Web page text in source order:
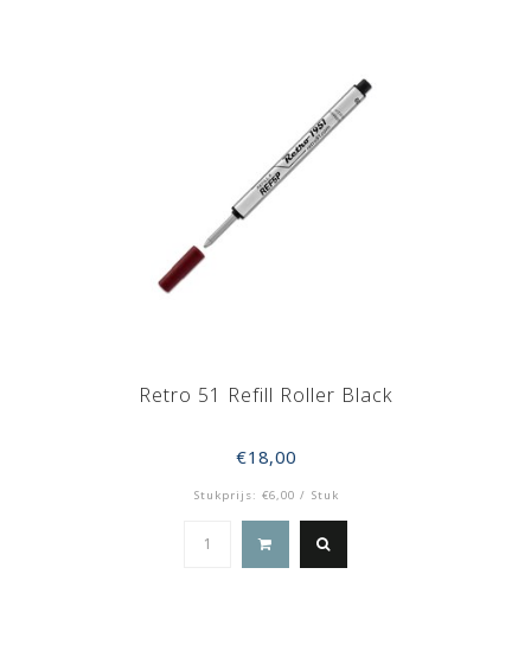
Retro 51 Refill Roller Black
€18,00
Stukprijs: €6,00 / Stuk